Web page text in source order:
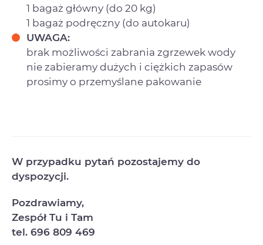
1 bagaż główny (do 20 kg)
1 bagaż podręczny (do autokaru)
UWAGA:
brak możliwości zabrania zgrzewek wody
nie zabieramy dużych i ciężkich zapasów
prosimy o przemyślane pakowanie
W przypadku pytań pozostajemy do
dyspozycji.
Pozdrawiamy,
Zespół Tu i Tam
tel. 696 809 469